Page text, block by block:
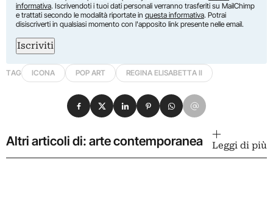
informativa. Iscrivendoti i tuoi dati personali verranno trasferiti su MailChimp
e trattati secondo le modalità riportate in questa informativa. Potrai
disiscriverti in qualsiasi momento con l'apposito link presente nelle email.
Iscriviti
TAG ICONA POP ART REGINA ELISABETTA II
Condividi su Facebook
Condividi su X
Condividi su LinkedIn
Condividi su Pinterest
Condividi su WhatsApp
Condividi su Email
Altri articoli di: arte contemporanea Leggi di più